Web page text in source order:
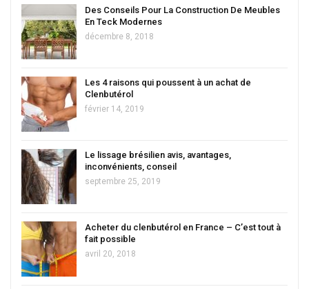
Des Conseils Pour La Construction De Meubles
En Teck Modernes
décembre 8, 2018
Les 4 raisons qui poussent à un achat de
Clenbutérol
février 14, 2019
Le lissage brésilien avis, avantages,
inconvénients, conseil
septembre 25, 2019
Acheter du clenbutérol en France – C’est tout à
fait possible
avril 20, 2018